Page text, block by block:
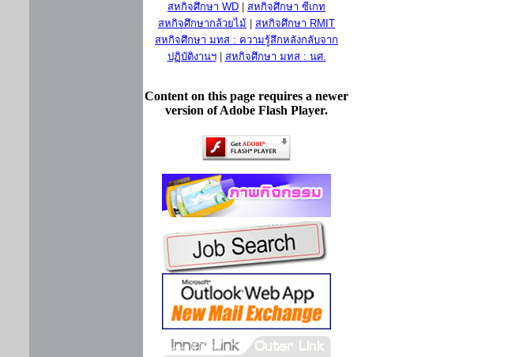
สหกิจศึกษา WD
สหกิจศึกษา ซีเกท
สหกิจศึกษากล้วยไม้
สหกิจศึกษา RMIT
สหกิจศึกษา มทส : ความรู้สึกหลังกลับจาก
ปฏิบัติงานฯ| สหกิจศึกษา มทส : นศ.
Content on this page requires a newer
version of Adobe Flash Player.